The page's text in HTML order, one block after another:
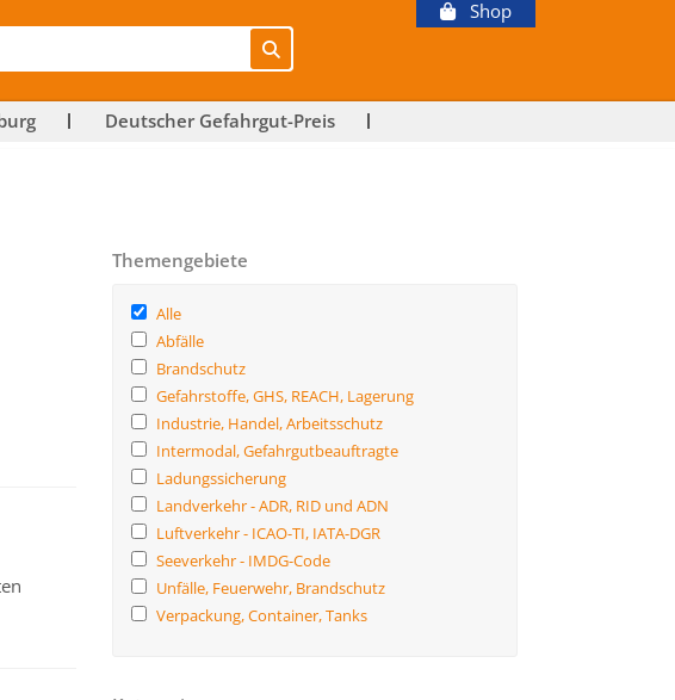
Shop
Deutscher Gefahrgut-Preis
Themengebiete
Alle
Abfälle
Brandschutz
Gefahrstoffe, GHS, REACH, Lagerung
Industrie, Handel, Arbeitsschutz
Intermodal, Gefahrgutbeauftragte
Ladungssicherung
Landverkehr - ADR, RID und ADN
Luftverkehr - ICAO-TI, IATA-DGR
Seeverkehr - IMDG-Code
Unfälle, Feuerwehr, Brandschutz
Verpackung, Container, Tanks